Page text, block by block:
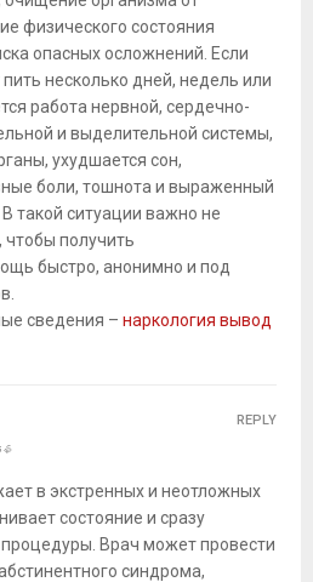
физического состояния
опасных осложнений. Если
несколько дней, недель или
работа нервной, сердечно-
и выделительной системы,
ухудшается сон,
боли, тошнота и выраженный
такой ситуации важно не
получить
быстро, анонимно и под
сведения – наркология вывод
в экстренных и неотложных
состояние и сразу
Врач может провести
синдрома,
REPLY